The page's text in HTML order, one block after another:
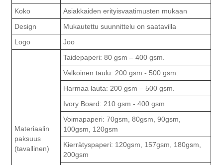
Koko
Asiakkaiden erityisvaatimusten mukaan
Design
Mukautettu suunnittelu on saatavilla
Logo
Joo
Materiaalin
paksuus
(tavallinen)
Taidepaperi: 80 gsm – 400 gsm.
Valkoinen taulu: 200 gsm - 500 gsm.
Harmaa lauta: 200 gsm – 500 gsm.
Ivory Board: 210 gsm - 400 gsm
Voimapaperi: 70gsm, 80gsm, 90gsm,
100gsm, 120gsm
Kierrätyspaperi: 120gsm, 157gsm, 180gsm,
200gsm